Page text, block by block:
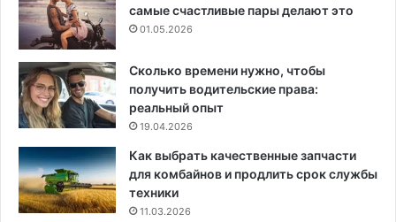
самые счастливые пары делают это
01.05.2026
Сколько времени нужно, чтобы
получить водительские права:
реальный опыт
19.04.2026
Как выбрать качественные запчасти
для комбайнов и продлить срок службы
техники
11.03.2026